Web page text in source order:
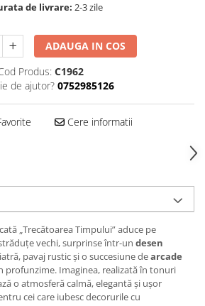
de livrare: 2-3 zile
ADAUGA IN COS
Produs: C1962
de ajutor? 0752985126
Cere informatii
„Trecătoarea Timpului” aduce pe
vechi, surprinse într-un desen
pavaj rustic și o succesiune dearcade
profunzime. Imaginea, realizată în tonuri
o atmosferă calmă, elegantă și ușor
cei care iubesc decorurile cu